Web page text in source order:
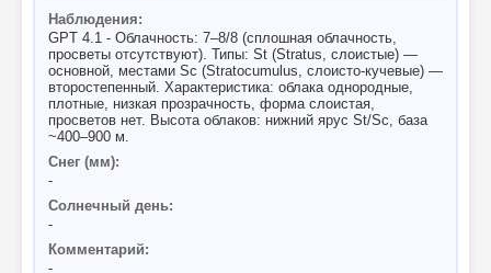
Наблюдения:
GPT 4.1 - Облачность: 7–8/8 (сплошная облачность,
просветы отсутствуют). Типы: St (Stratus, слоистые) —
основной, местами Sc (Stratocumulus, слоисто-кучевые) —
второстепенный. Характеристика: облака однородные,
плотные, низкая прозрачность, форма слоистая,
просветов нет. Высота облаков: нижний ярус St/Sc, база
~400–900 м.
Снег (мм):
-
Солнечный день:
-
Комментарий:
-